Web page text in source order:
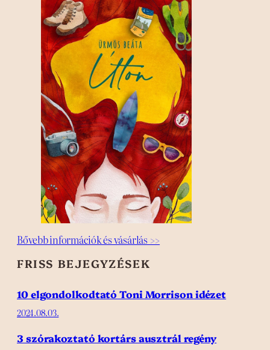
Bővebb információk és vásárlás >>
FRISS BEJEGYZÉSEK
10 elgondolkodtató Toni Morrison idézet
2024.08.03.
3 szórakoztató kortárs ausztrál regény